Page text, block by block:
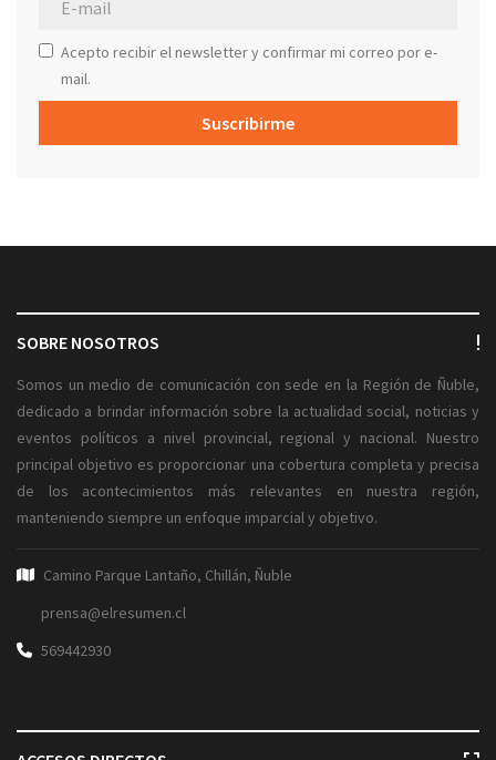
Acepto recibir el newsletter y confirmar mi correo por e-
mail.
Suscribirme
SOBRE NOSOTROS
Somos un medio de comunicación con sede en la Región de Ñuble,
dedicado a brindar información sobre la actualidad social, noticias y
eventos políticos a nivel provincial, regional y nacional. Nuestro
principal objetivo es proporcionar una cobertura completa y precisa
de los acontecimientos más relevantes en nuestra región,
manteniendo siempre un enfoque imparcial y objetivo.
Camino Parque Lantaño, Chillán, Ñuble
prensa@elresumen.cl
569442930